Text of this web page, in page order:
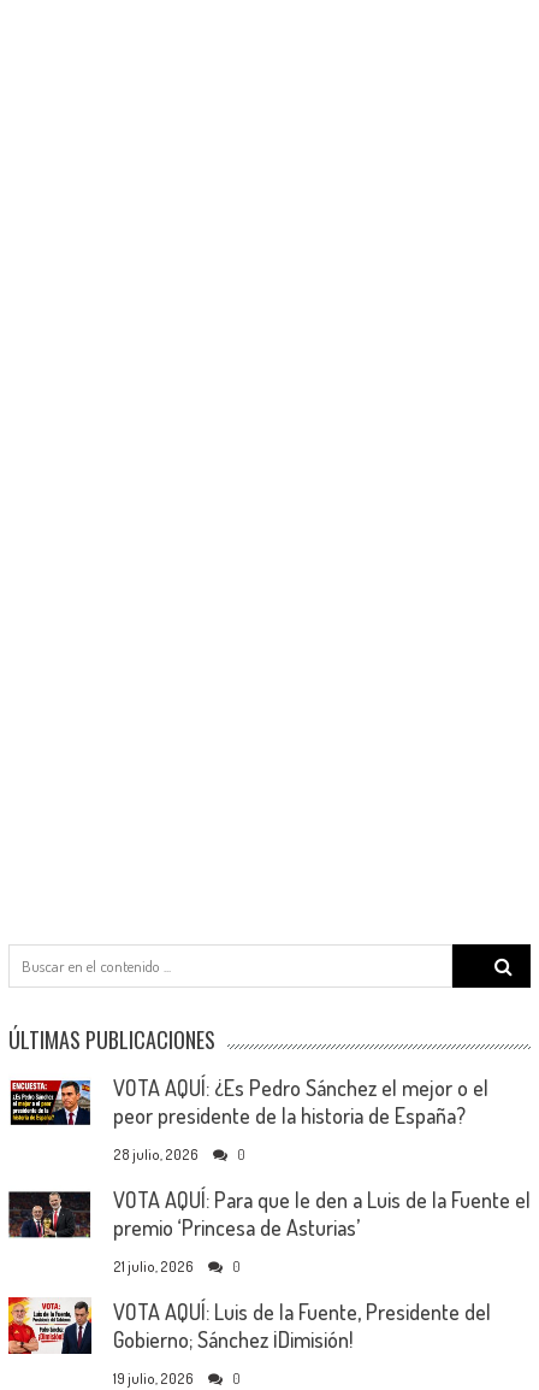
Search
for:
ÚLTIMAS PUBLICACIONES
VOTA AQUÍ: ¿Es Pedro Sánchez el mejor o el
peor presidente de la historia de España?
28 julio, 2026 0
VOTA AQUÍ: Para que le den a Luis de la Fuente el
premio ‘Princesa de Asturias’
21 julio, 2026 0
VOTA AQUÍ: Luis de la Fuente, Presidente del
Gobierno; Sánchez ¡Dimisión!
19 julio, 2026 0